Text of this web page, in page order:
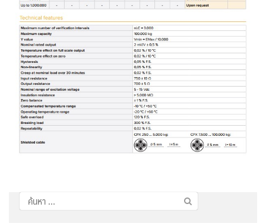
ค้นหา
สำหรับ: